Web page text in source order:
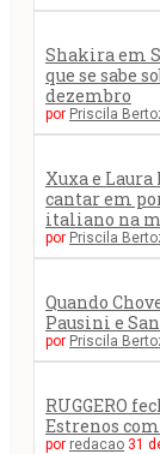
Shakira em
que se sabe
dezembro
por Priscila
Xuxa e
cantar em
italiano na
por Priscila
Quando
Pausini e
por Priscila
RUGGERO
Estrenos
por redacao 31